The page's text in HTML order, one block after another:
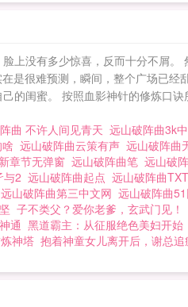
上没有多少惊喜，反而十分不屑。
是很难预测，瞬间，整个广场已经
的闺蜜。 按照血影神针的修炼口
曲 不许人间见青天 远山破阵曲3k
远山破阵曲云策有声 远山破阵曲
章节无弹窗 远山破阵曲笔 远山破
与2 远山破阵曲起点 远山破阵曲TXT
远山破阵曲第三中文网 远山破阵曲
子不类父？爱你老爹，玄武门见！
通 黑道霸主：从征服绝色美妇开始
神塔 抱着神童女儿离开后，谢总追